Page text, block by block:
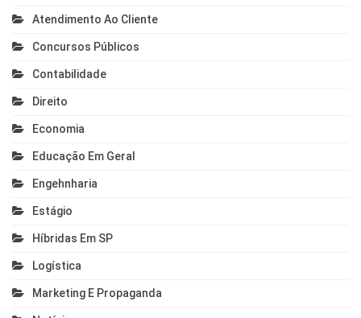
Atendimento Ao Cliente
Concursos Públicos
Contabilidade
Direito
Economia
Educação Em Geral
Engehnharia
Estágio
Híbridas Em SP
Logística
Marketing E Propaganda